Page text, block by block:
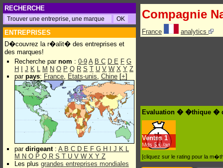
RECHERCHE
ENTREPRISES
D�couvrez la r�alit� des entreprises et
des marques!
Recherche par nom : 0-9 A B C D E F G
H
J K L M N O P Q R S T U V W X Y Z
par pays: France, Etats-unis, Chine [+]
par dirigeant: A B C D E F G H J K L
M N O P Q R S T U V W X Y Z
Les plus grandes entreprises mondiales
Compagnie
France analytics
Evaluation � �thique �
Ventes 1
Mds $.€ /an
[cliquez sur le rating pour la